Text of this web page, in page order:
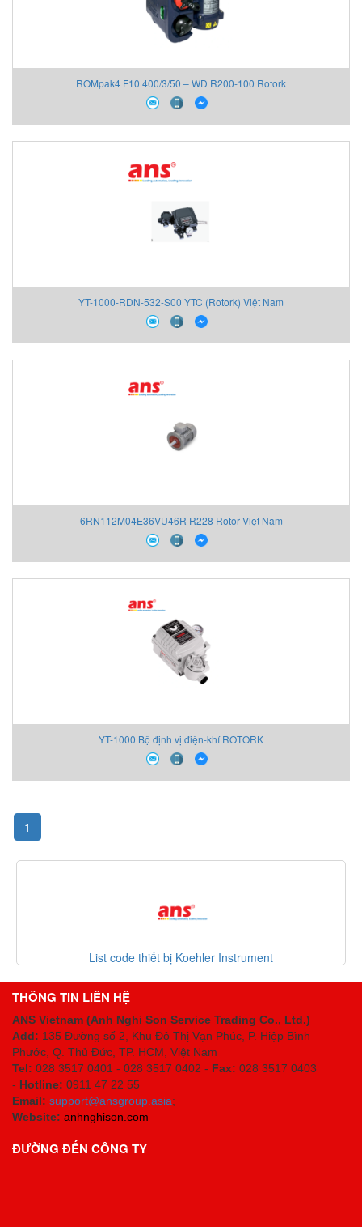
ROMpak4 F10 400/3/50 – WD R200-100 Rotork
YT-1000-RDN-532-S00 YTC (Rotork) Việt Nam
6RN112M04E36VU46R R228 Rotor Việt Nam
YT-1000 Bộ định vị điện-khí ROTORK
1
List code thiết bị Koehler Instrument
THÔNG TIN LIÊN HỆ
ANS Vietnam (Anh Nghi Son Service Trading Co., Ltd.)
Add: 135 Đường số 2, Khu Đô Thị Vạn Phúc, P. Hiệp Bình
Phước, Q. Thủ Đức, TP. HCM , Việt Nam
Tel: 028 3517 0401 - 028 3517 0402 - Fax: 028 3517 0403
- Hotline: 0911 47 22 55
Email: support@ansgroup.asia;
Website: anhnghison.com
ĐƯỜNG ĐẾN CÔNG TY